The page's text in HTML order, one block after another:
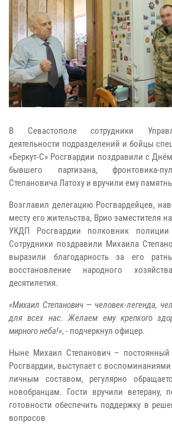
В Севастополе сотрудники
деятельности подразделений и бойцы
«Беркут-С» Росгвардии поздравили с
бывшего партизана, фронтовика-
Степановича Латоху и вручили ему
Возглавил делегацию Росгвардейцев,
месту его жительства, Врио заместителя
УКДП Росгвардии полковник
Сотрудники поздравили Михаила
выразили благодарность за его
восстановление народного
десятилетия.
«Михаил Степанович — человек-легенда,
для всех нас. Желаем ему крепкого
мирного неба!», - подчеркнул офицер.
Ныне Михаил Степанович – постоянный
Росгвардии, выступает с
личным составом, регулярно
новобранцам. Гости вручили ветерану,
готовности обеспечить поддержку в
вопросов